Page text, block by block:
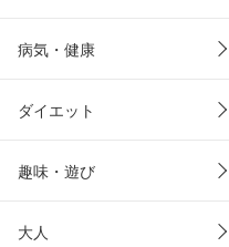
病気・健康
ダイエット
趣味・遊び
大人